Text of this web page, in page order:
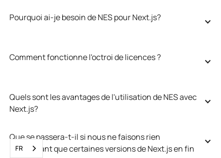
Pourquoi ai-je besoin de NES pour Next.js?
Comment fonctionne l'octroi de licences ?
Quels sont les avantages de l'utilisation de NES avec
Next.js?
Que se passera-t-il si nous ne faisons rien
maintenant que certaines versions de Next.js en fin
FR